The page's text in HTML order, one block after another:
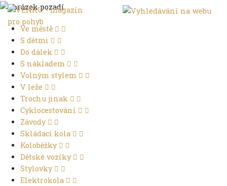
Ve městě
S dětmi
Do dálek
S nákladem
Volným stylem
V leže
Trochu jinak
Cyklocestování
Závody
Skládací kola
Koloběžky
Dětské vozíky
Stylovky
Elektrokola